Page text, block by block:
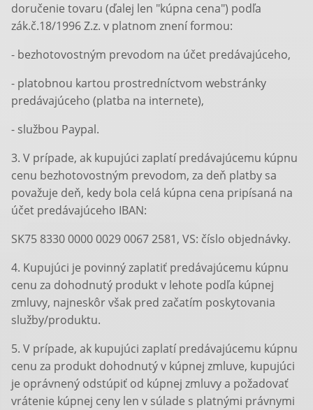
doručenie tovaru (ďalej len "kúpna cena") podľa
zák.č.18/1996 Z.z. v platnom znení formou:
- bezhotovostným prevodom na účet predávajúceho,
- platobnou kartou prostredníctvom webstránky
predávajúceho (platba na internete),
- službou Paypal.
3. V prípade, ak kupujúci zaplatí predávajúcemu kúpnu
cenu bezhotovostným prevodom, za deň platby sa
považuje deň, kedy bola celá kúpna cena pripísaná na
účet predávajúceho IBAN:
SK75 8330 0000 0029 0067 2581, VS: číslo objednávky.
4. Kupujúci je povinný zaplatiť predávajúcemu kúpnu
cenu za dohodnutý produkt v lehote podľa kúpnej
zmluvy, najneskôr však pred začatím poskytovania
služby/produktu.
5. V prípade, ak kupujúci zaplatí predávajúcemu kúpnu
cenu za produkt dohodnutý v kúpnej zmluve, kupujúci
je oprávnený odstúpiť od kúpnej zmluvy a požadovať
vrátenie kúpnej ceny len v súlade s platnými právnymi